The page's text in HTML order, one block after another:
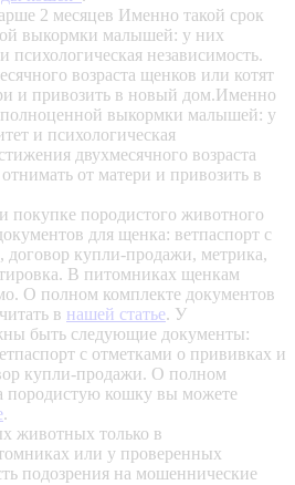
2 месяцев Именно такой срок
выкормки малышей: у них
независимость.
возраста щенков или котят
и привозить в новый дом.Именно
полноценной выкормки малышей: у
и психологическая
двухмесячного возраста
от матери и привозить в
покупке породистого животного
для щенка: ветпаспорт с
договор купли-продажи, метрика,
В питомниках щенкам
О полном комплекте документов
в нашей статье. У
быть следующие документы:
с отметками о прививках и
купли-продажи. О полном
породистую кошку вы можете
.
животных только в
или у проверенных
подозрения на мошеннические